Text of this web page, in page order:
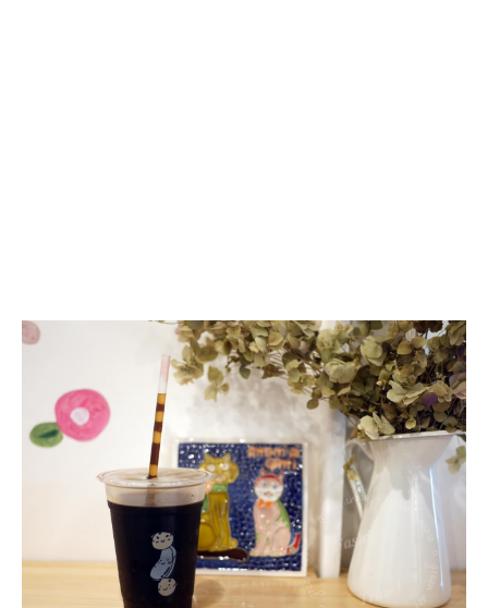
等
粉
圓-
台
熱